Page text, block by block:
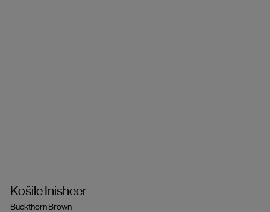
Košile Inisheer
Buckthorn Brown